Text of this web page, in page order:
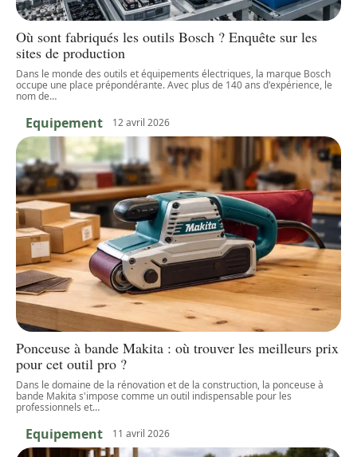
Où sont fabriqués les outils Bosch ? Enquête sur les
sites de production
Dans le monde des outils et équipements électriques, la marque Bosch
occupe une place prépondérante. Avec plus de 140 ans d'expérience, le
nom de…
Equipement 12 avril 2026
Ponceuse à bande Makita : où trouver les meilleurs prix
pour cet outil pro ?
Dans le domaine de la rénovation et de la construction, la ponceuse à
bande Makita s'impose comme un outil indispensable pour les
professionnels et…
Equipement 11 avril 2026